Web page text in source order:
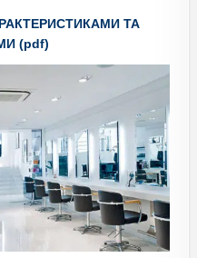
ТА
(pdf)